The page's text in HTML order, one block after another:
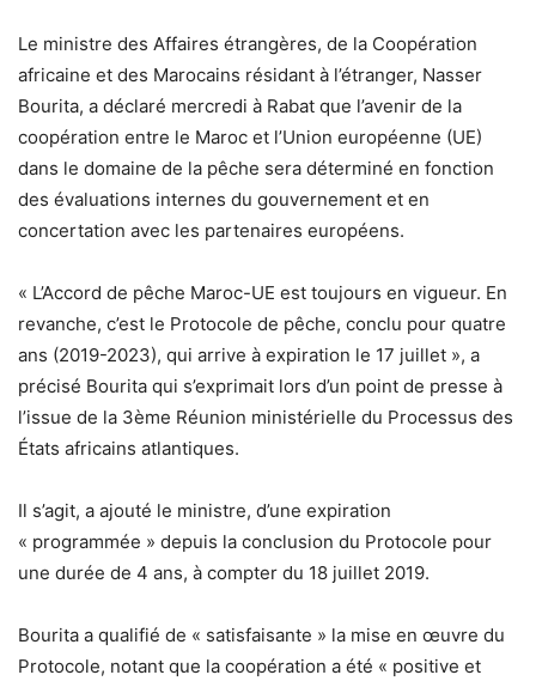
Le ministre des Affaires étrangères, de la Coopération
africaine et des Marocains résidant à l’étranger, Nasser
Bourita, a déclaré mercredi à Rabat que l’avenir de la
coopération entre le Maroc et l’Union européenne (UE)
dans le domaine de la pêche sera déterminé en fonction
des évaluations internes du gouvernement et en
concertation avec les partenaires européens.
« L’Accord de pêche Maroc-UE est toujours en vigueur. En
revanche, c’est le Protocole de pêche, conclu pour quatre
ans (2019-2023), qui arrive à expiration le 17 juillet », a
précisé Bourita qui s’exprimait lors d’un point de presse à
l’issue de la 3ème Réunion ministérielle du Processus des
États africains atlantiques.
Il s’agit, a ajouté le ministre, d’une expiration
« programmée » depuis la conclusion du Protocole pour
une durée de 4 ans, à compter du 18 juillet 2019.
Bourita a qualifié de « satisfaisante » la mise en œuvre du
Protocole, notant que la coopération a été « positive et